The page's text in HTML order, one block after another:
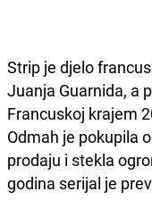
Strip je djelo
Juanja Guarnida, a
Francuskoj krajem
Odmah je pokupila
prodaju i stekla
godina serijal je